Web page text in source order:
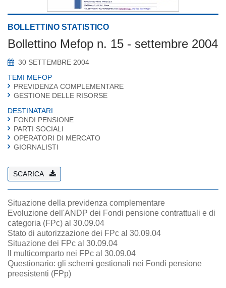
BOLLETTINO STATISTICO
Bollettino Mefop n. 15 - settembre 2004
30 SETTEMBRE 2004
TEMI MEFOP
PREVIDENZA COMPLEMENTARE
GESTIONE DELLE RISORSE
DESTINATARI
FONDI PENSIONE
PARTI SOCIALI
OPERATORI DI MERCATO
GIORNALISTI
SCARICA
Situazione della previdenza complementare
Evoluzione dell'ANDP dei Fondi pensione contrattuali e di
categoria (FPc) al 30.09.04
Stato di autorizzazione dei FPc al 30.09.04
Situazione dei FPc al 30.09.04
Il multicomparto nei FPc al 30.09.04
Questionario: gli schemi gestionali nei Fondi pensione
preesistenti (FPp)